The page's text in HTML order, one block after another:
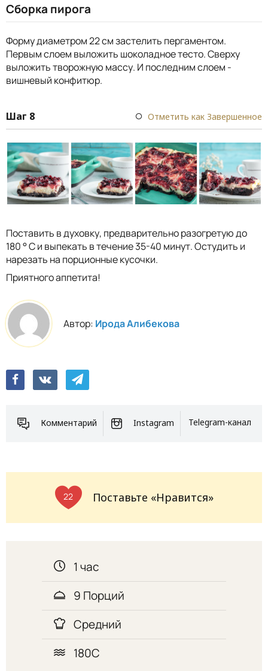
Сборка пирога
Форму диаметром 22 см застелить пергаментом.
Первым слоем выложить шоколадное тесто. Сверху
выложить творожную массу. И последним слоем -
вишневый конфитюр.
Шаг 8 Отметить как Завершенное
Поставить в духовку, предварительно разогретую до
180 ° С и выпекать в течение 35-40 минут. Остудить и
нарезать на порционные кусочки.
Приятного аппетита!
Автор: Ирода Алибекова
Комментарий Instagram Telegram-канал
22 Поставьте «Нравится»
1 час
9 Порций
Средний
180С